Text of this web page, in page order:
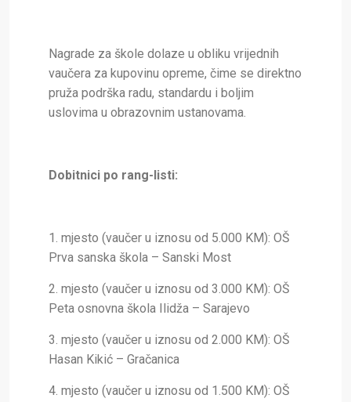
Nagrade za škole dolaze u obliku vrijednih
vaučera za kupovinu opreme, čime se direktno
pruža podrška radu, standardu i boljim
uslovima u obrazovnim ustanovama.
Dobitnici po rang-listi:
1. mjesto (vaučer u iznosu od 5.000 KM): OŠ
Prva sanska škola – Sanski Most
2. mjesto (vaučer u iznosu od 3.000 KM): OŠ
Peta osnovna škola Ilidža – Sarajevo
3. mjesto (vaučer u iznosu od 2.000 KM): OŠ
Hasan Kikić – Gračanica
4. mjesto (vaučer u iznosu od 1.500 KM): OŠ